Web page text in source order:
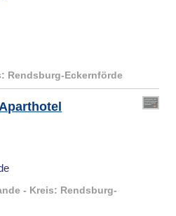
Rendsburg-Eckernförde
- Kreis: Rendsburg-